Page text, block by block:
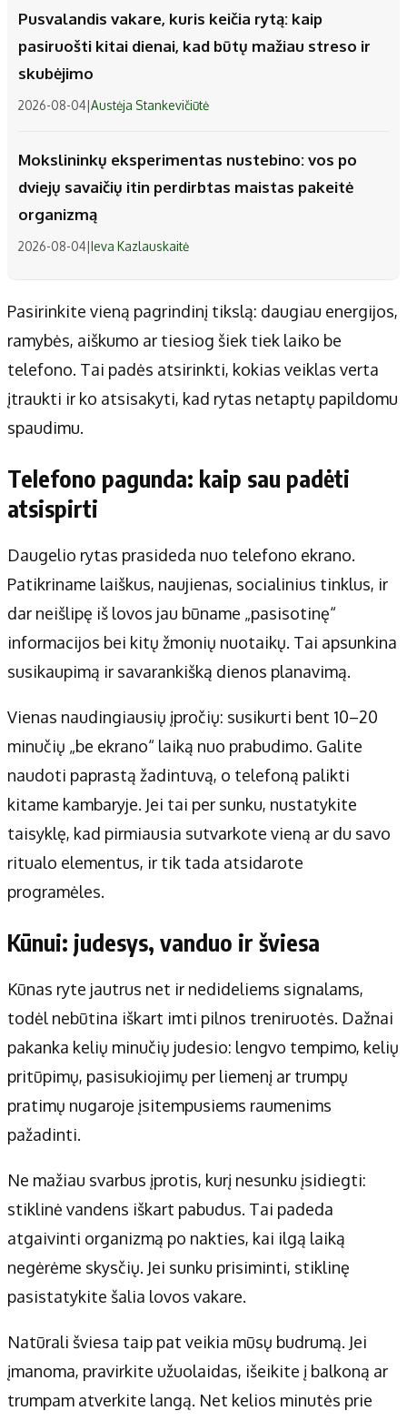
Pusvalandis vakare, kuris keičia rytą: kaip
pasiruošti kitai dienai, kad būtų mažiau streso ir
skubėjimo
2026-08-04|Austėja Stankevičiūtė
Mokslininkų eksperimentas nustebino: vos po
dviejų savaičių itin perdirbtas maistas pakeitė
organizmą
2026-08-04|Ieva Kazlauskaitė
Pasirinkite vieną pagrindinį tikslą: daugiau energijos,
ramybės, aiškumo ar tiesiog šiek tiek laiko be
telefono. Tai padės atsirinkti, kokias veiklas verta
įtraukti ir ko atsisakyti, kad rytas netaptų papildomu
spaudimu.
Telefono pagunda: kaip sau padėti
atsispirti
Daugelio rytas prasideda nuo telefono ekrano.
Patikriname laiškus, naujienas, socialinius tinklus, ir
dar neišlipę iš lovos jau būname „pasisotinę“
informacijos bei kitų žmonių nuotaikų. Tai apsunkina
susikaupimą ir savarankišką dienos planavimą.
Vienas naudingiausių įpročių: susikurti bent 10–20
minučių „be ekrano“ laiką nuo prabudimo. Galite
naudoti paprastą žadintuvą, o telefoną palikti
kitame kambaryje. Jei tai per sunku, nustatykite
taisyklę, kad pirmiausia sutvarkote vieną ar du savo
ritualo elementus, ir tik tada atsidarote
programėles.
Kūnui: judesys, vanduo ir šviesa
Kūnas ryte jautrus net ir nedideliems signalams,
todėl nebūtina iškart imti pilnos treniruotės. Dažnai
pakanka kelių minučių judesio: lengvo tempimo, kelių
pritūpimų, pasisukiojimų per liemenį ar trumpų
pratimų nugaroje įsitempusiems raumenims
pažadinti.
Ne mažiau svarbus įprotis, kurį nesunku įsidiegti:
stiklinė vandens iškart pabudus. Tai padeda
atgaivinti organizmą po nakties, kai ilgą laiką
negėrėme skysčių. Jei sunku prisiminti, stiklinę
pasistatykite šalia lovos vakare.
Natūrali šviesa taip pat veikia mūsų budrumą. Jei
įmanoma, pravirkite užuolaidas, išeikite į balkoną ar
trumpam atverkite langą. Net kelios minutės prie